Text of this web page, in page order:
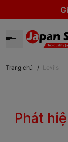
Trang chủ / Levi's
Phát